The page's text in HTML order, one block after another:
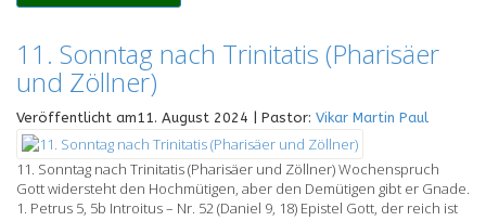
11. Sonntag nach Trinitatis (Pharisäer
und Zöllner)
Veröffentlicht am11. August 2024 | Pastor: Vikar Martin Paul
11. Sonntag nach Trinitatis (Pharisäer und Zöllner) Wochenspruch
Gott widersteht den Hochmütigen, aber den Demütigen gibt er Gnade.
1. Petrus 5, 5b Introitus – Nr. 52 (Daniel 9, 18) Epistel Gott, der reich ist